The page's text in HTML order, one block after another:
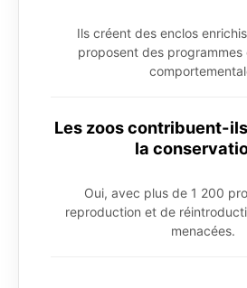
Ils créent des enclos
proposent des programmes
Les zoos contribuent-
la
Oui, avec plus de 1 200
reproduction et de
menacées.